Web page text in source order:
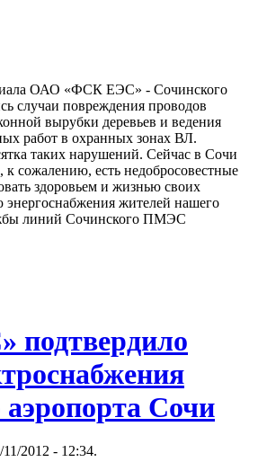
ОАО «ФСК ЕЭС» - Сочинского
случаи повреждения проводов
вырубки деревьев и ведения
работ в охранных зонах ВЛ.
таких нарушений. Сейчас в Сочи
к сожалению, есть недобросовестные
здоровьем и жизнью своих
энергоснабжения жителей нашего
линий Сочинского ПМЭС
Сочи
2012 - 12:34.